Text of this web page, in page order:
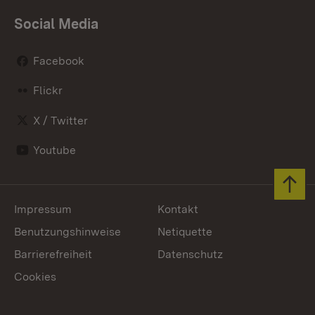
Social Media
Facebook
Flickr
X / Twitter
Youtube
Impressum
Kontakt
Benutzungshinweise
Netiquette
Barrierefreiheit
Datenschutz
Cookies